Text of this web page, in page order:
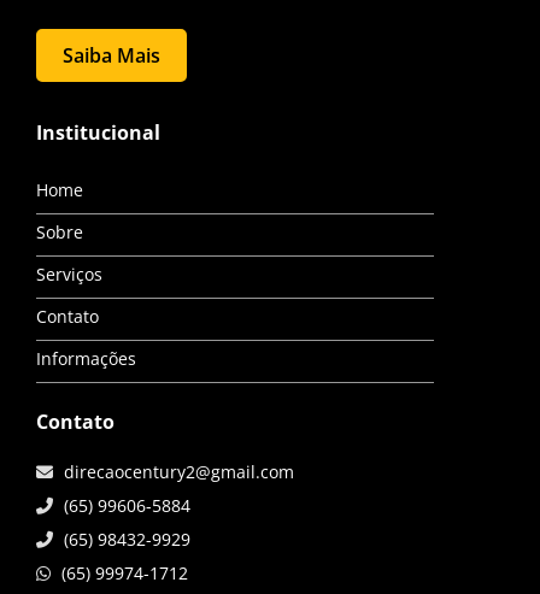
Saiba Mais
Institucional
Home
Sobre
Serviços
Contato
Informações
Contato
direcaocentury2@gmail.com
(65) 99606-5884
(65) 98432-9929
(65) 99974-1712